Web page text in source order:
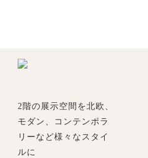
2階の展示空間を北欧、
モダン、コンテンポラ
リーなど様々なスタイ
ルに